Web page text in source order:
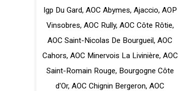
Igp Du Gard, AOC Abymes, Ajaccio, AOP
Vinsobres, AOC Rully, AOC Côte Rôtie,
AOC Saint-Nicolas De Bourgueil,AOC
Cahors, AOC Minervois La Livinière, AOC
Saint-Romain Rouge, Bourgogne Côte
d'Or,AOC Chignin Bergeron,AOC